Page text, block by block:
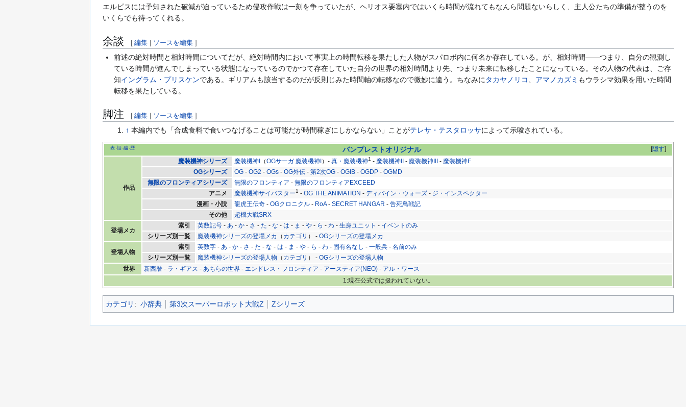
エルピスには予知された破滅が迫っているため侵攻作戦は一刻を争っていたが、ヘリオス要塞内ではいくら時間が流れてもなんら問題ないらしく、主人公たちの準備が整うのを
いくらでも待ってくれる。
余談 [ 編集 | ソースを編集 ]
前述の絶対時間と相対時間についてだが、絶対時間内において事実上の時間転移を果たした人物がスパロボ内に何名か存在している。が、相対時間――つまり、自分の観測し
ている時間が進んでしまっている状態になっているのでかつて存在していた自分の世界の相対時間より先、つまり未来に転移したことになっている。その人物の代表は、ご存
知イングラム・プリスケンである。ギリアムも該当するのだが反則じみた時間軸の転移なので微妙に違う。ちなみに タカヤノリコ アマノカズミ もウラシマ効果を用いた時間
転移を果たしている。
脚注 [ 編集 ソースを編集 ]
↑ 本編内でも「合成食料で食いつなげることは可能だが時間稼ぎにしかならない」ことがテレサ・テスタロッサによって示唆されている。
[隠す]
表 話 編 歴 バンプレストオリジナル
作品
魔装機神シリーズ 魔装機神I （OGサーガ 魔装機神I ）-真・魔装機神1 - 魔装機神II - 魔装機神III - 魔装機神F
OGシリーズ
OG -OG2 -OGs -OG外伝 -第2次OG -OGIB -OGDP -OGMD
無限のフロンティアシリーズ
無限のフロンティア -無限のフロンティアEXCEED
アニメ
魔装機神サイバスター1 -OG THE ANIMATION -ディバイン・ウォーズ - ジ・インスペクター
漫画・小説
龍虎王伝奇 -OGクロニクル - RoA-SECRET HANGAR -告死鳥戦記
その他
超機大戦SRX
登場メカ
索引 英数記号 -あ -か - さ -た -な -は - ま -や - ら -わ -生身ユニット - イベントのみ
シリーズ別一覧
魔装機神シリーズの登場メカ （ カテゴリ ） -OGシリーズの登場メカ
登場人物
索引 英数字 -あ -か - さ -た -な -は - ま -や - ら -わ - 固有名なし -一般兵 -名前のみ
シリーズ別一覧
魔装機神シリーズの登場人物 （ カテゴリ ） -OGシリーズの登場人物
世界
新西暦 - ラ・ギアス -あちらの世界 -エンドレス・フロンティア - アースティア(NEO) - アル・ワース
1:現在公式では扱われていない。
カテゴリ : 小辞典 第3次スーパーロボット大戦Z Zシリーズ